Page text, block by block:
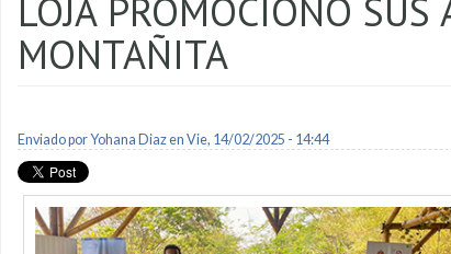
LOJA PROMOCIONÓ
MONTAÑITA
Enviado porYohana Diazen Vie, 14/02/2025 - 14:44